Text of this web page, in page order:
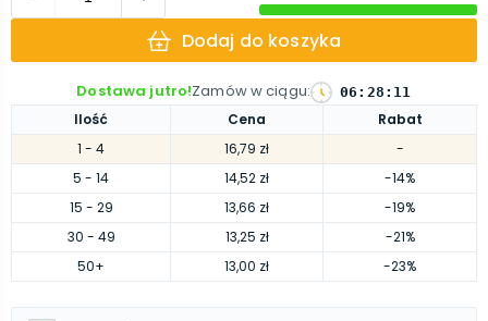
Ilość Cena
Rabat
1 - 4 16,79 zł
-
5 - 14 14,52 zł
-14%
15 - 29 13,66 zł
-19%
30 - 49 13,25 zł
-21%
50+ 13,00 zł -23%
Dodaj do koszyka
Dostawa jutro!Zamów w ciągu: 06 : 28 : 10